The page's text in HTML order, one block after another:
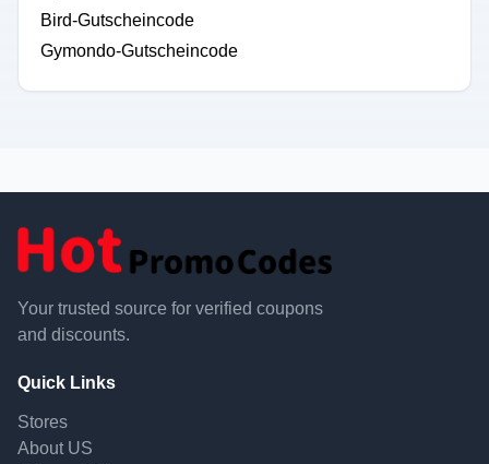
Bird-Gutscheincode
Gymondo-Gutscheincode
Your trusted source for verified coupons
and discounts.
Quick Links
Stores
About US